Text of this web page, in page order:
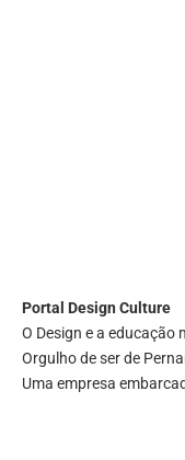
Portal Design Culture
O Design e a educação
Orgulho de ser de
Uma empresa